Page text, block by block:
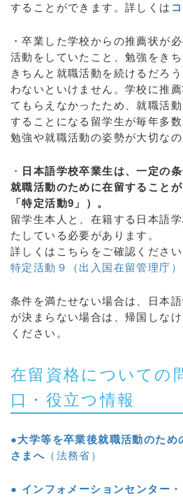
することができます。詳しくは
・卒業した学校からの推薦状が
活動をしていたこと、勉強をき
きちんと就職活動を続けるだろ
わないといけません。学校に推
てもらえなかったため、就職活
することになる留学生が毎年多
勉強や就職活動の姿勢が大切な
・
日本語学校卒業生は、一定の
就職活動のために在留すること
「特定活動9」）。
留学生本人と、在籍する日本語
たしている必要があります。
詳しくはこちらをご確認ください
特定活動９（出入国在留管理庁）
条件を満たせない場合は、日本
が決まらない場合は、帰国しな
ください。
在留資格についての
口・役立つ情報
●大学等を卒業後就職活動のため
さまへ （法務省）
● インフォメーションセンター